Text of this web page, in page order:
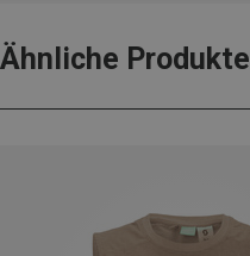
Ähnliche Produkte